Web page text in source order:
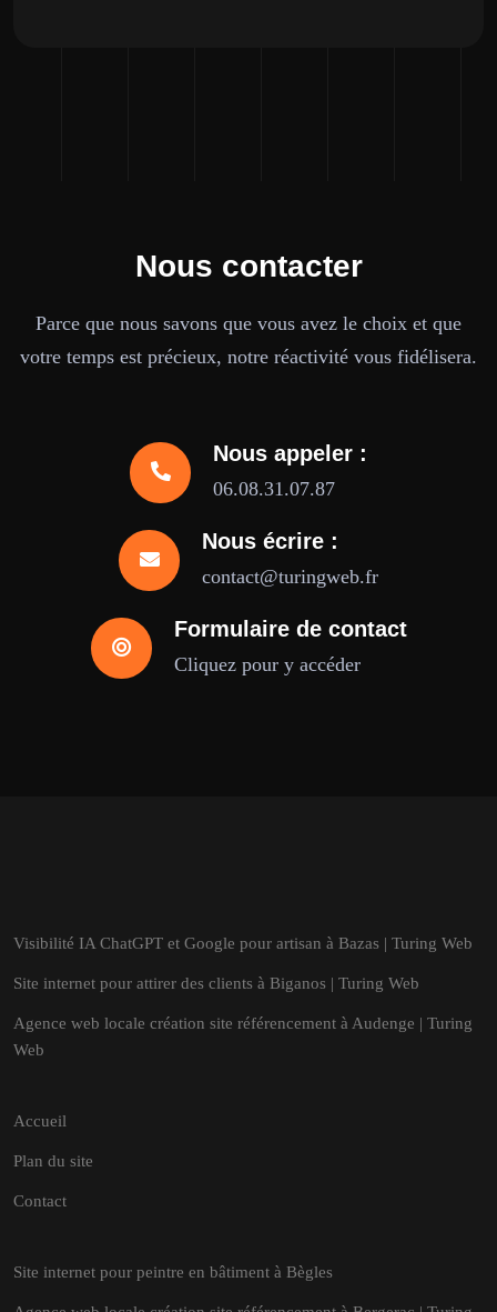
Nous contacter
Parce que nous savons que vous avez le choix et que
votre temps est précieux, notre réactivité vous fidélisera.
Nous appeler :
06.08.31.07.87
Nous écrire :
contact@turingweb.fr
Formulaire de contact
Cliquez pour y accéder
Visibilité IA ChatGPT et Google pour artisan à Bazas | Turing Web
Site internet pour attirer des clients à Biganos | Turing Web
Agence web locale création site référencement à Audenge | Turing
Web
Accueil
Plan du site
Contact
Site internet pour peintre en bâtiment à Bègles